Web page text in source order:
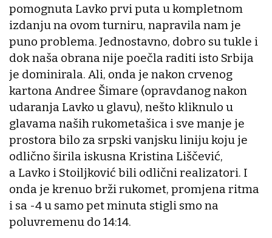
pomognuta Lavko prvi puta u kompletnom
izdanju na ovom turniru, napravila nam je
puno problema. Jednostavno, dobro su tukle i
dok naša obrana nije poečla raditi isto Srbija
je dominirala. Ali, onda je nakon crvenog
kartona Andree Šimare (opravdanog nakon
udaranja Lavko u glavu), nešto kliknulo u
glavama naših rukometašica i sve manje je
prostora bilo za srpski vanjsku liniju koju je
odlično širila iskusna Kristina Liščević,
a Lavko i Stoiljković bili odlični realizatori. I
onda je krenuo brži rukomet, promjena ritma
i sa -4 u samo pet minuta stigli smo na
poluvremenu do 14:14.